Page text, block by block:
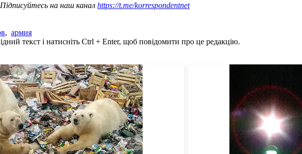
на наш канал https://t.me/korrespondentnet
, армия
текст і натисніть Ctrl + Enter, щоб повідомити про це редакцію.